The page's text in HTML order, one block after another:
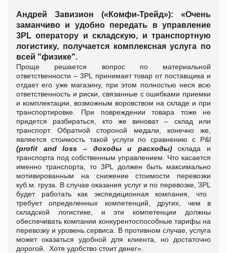
Андрей Завизион («Комфи-Трейд»): «Очень
заманчиво и удобно передать в управление
3PL
оператору и складскую, и транспортную
логистику, получается комплексная услуга по
всей "физике".
Проще решается вопрос по материальной
ответственности – 3PL
принимает товар от поставщика и
отдает его уже магазину, при этом полностью неся всю
ответственность и риски, связанные с ошибками приемки
и комплектации, возможным воровством на складе и при
транспортировке. При повреждении товара тоже не
придется разбираться, кто же виноват – склад или
транспорт.
Обратной стороной медали, конечно же,
является стоимость такой услуги по сравнению с P&l
(profit and loss – доходы и расходы)склада и
транспорта под собственным управлением. Что касается
именно транспорта, то 3PL
должен быть максимально
мотивированным на снижение стоимости перевозки
куб.м. груза. В случае оказания услуг и по перевозке, 3PL
будет работать как экспедиционная компания, что
требует определенных компетенций, других, чем в
складской логистике, и эти компетенции должны
обеспечивать компании конкурентоспособные тарифы на
перевозку и уровень сервиса. В противном случае, услуга
может оказаться удобной для клиента, но достаточно
дорогой. Хотя удобство стоит денег».